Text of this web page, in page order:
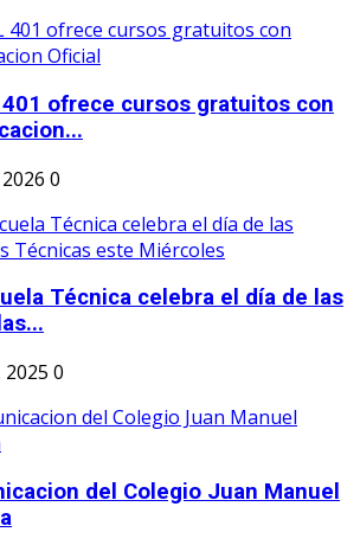
401 ofrece cursos gratuitos con
0
Técnica celebra el día de las
2025 0
del Colegio Juan Manuel